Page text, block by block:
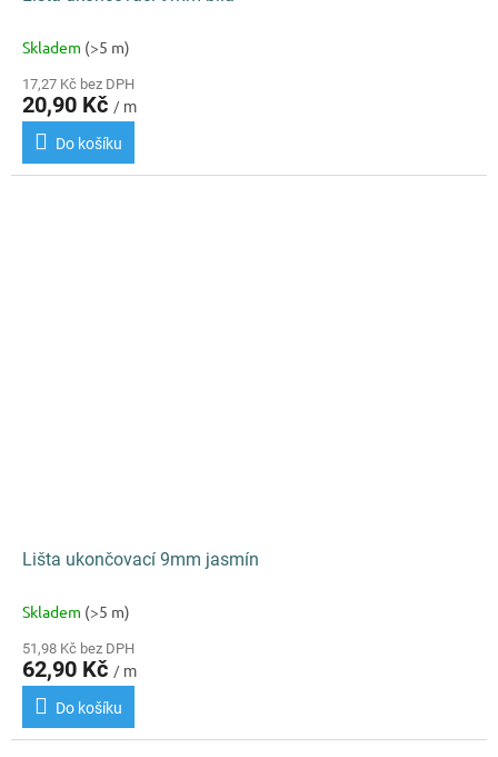
Skladem (>5 m)
17,27 Kč bez DPH
20,90 Kč / m
Do košíku
Lišta ukončovací 9mm jasmín
Skladem (>5 m)
51,98 Kč bez DPH
62,90 Kč / m
Do košíku